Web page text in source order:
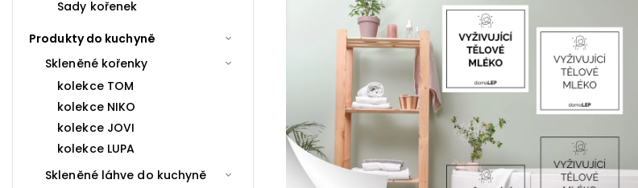
Sady kořenek
Produkty do kuchyně
Skleněné kořenky
kolekce TOM
kolekce NIKO
kolekce JOVI
kolekce LUPA
Skleněné láhve do kuchyně